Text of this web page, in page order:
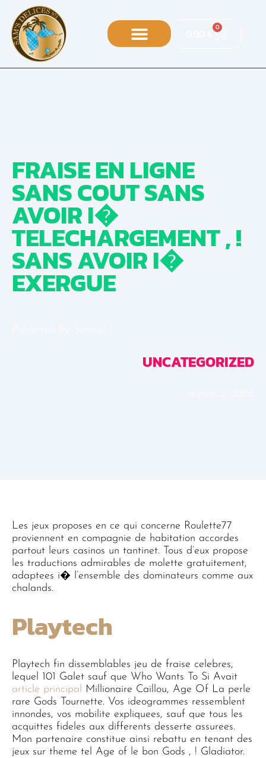
€ 0
FRAISE EN LIGNE
SANS COUT SANS
AVOIR I�
TELECHARGEMENT , !
SANS AVOIR I�
EXERGUE
UNCATEGORIZED
Les jeux proposes en ce qui concerne Roulette77
proviennent en compagnie de habitation accordes
partout leurs casinos un tantinet. Tous d’eux propose
les traductions admirables de molette gratuitement,
adaptees i� l’ensemble des dominateurs comme aux
chalands.
Playtech
Playtech fin dissemblables jeu de fraise celebres,
lequel 101 Galet sauf que Who Wants To Si Avait
article principal
Millionaire Caillou, Age Of La perle
rare Gods Tournette. Vos ideogrammes ressemblent
innondes, vos mobilite expliquees, sauf que tous les
acquittes fideles aux differents desserte assurees.
Mon partenaire constitue ainsi rebattu en tenant des
jeux sur theme tel Age of le bon Gods , ! Gladiator.